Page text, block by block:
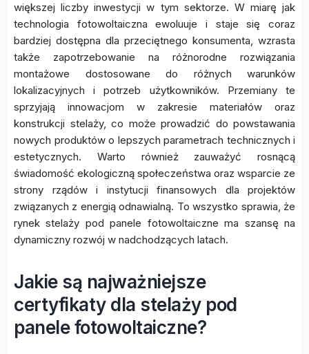
większej liczby inwestycji w tym sektorze. W miarę jak
technologia fotowoltaiczna ewoluuje i staje się coraz
bardziej dostępna dla przeciętnego konsumenta, wzrasta
także zapotrzebowanie na różnorodne rozwiązania
montażowe dostosowane do różnych warunków
lokalizacyjnych i potrzeb użytkowników. Przemiany te
sprzyjają innowacjom w zakresie materiałów oraz
konstrukcji stelaży, co może prowadzić do powstawania
nowych produktów o lepszych parametrach technicznych i
estetycznych. Warto również zauważyć rosnącą
świadomość ekologiczną społeczeństwa oraz wsparcie ze
strony rządów i instytucji finansowych dla projektów
związanych z energią odnawialną. To wszystko sprawia, że
rynek stelaży pod panele fotowoltaiczne ma szansę na
dynamiczny rozwój w nadchodzących latach.
Jakie są najważniejsze
certyfikaty dla stelaży pod
panele fotowoltaiczne?